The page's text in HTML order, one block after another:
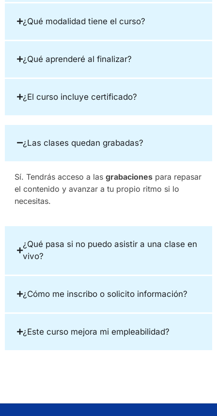
¿Qué modalidad tiene el curso?
¿Qué aprenderé al finalizar?
¿El curso incluye certificado?
¿Las clases quedan grabadas?
Sí. Tendrás acceso a las grabaciones para repasar
el contenido y avanzar a tu propio ritmo si lo
necesitas.
¿Qué pasa si no puedo asistir a una clase en
vivo?
¿Cómo me inscribo o solicito información?
¿Este curso mejora mi empleabilidad?